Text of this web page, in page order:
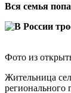
Вся семья
Фото из
Жительница
регионального